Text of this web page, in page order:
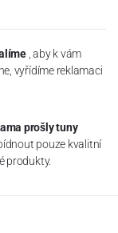
, aby k vám
vyřídíme reklamaci
prošly tuny
pouze kvalitní
produkty.